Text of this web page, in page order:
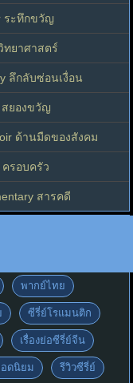
ระทึกขวัญ
ทยาศาสตร์
ลึกลับซ่อนเงื่อน
สยองขวัญ
ด้านมืดของสังคม
ครอบครัว
สารคดี
พากย์ไทย
ซีรี่ย์โรแมนติก
เรื่องย่อซีรี่ย์จีน
ดนิยม รีวิวซีรี่ย์